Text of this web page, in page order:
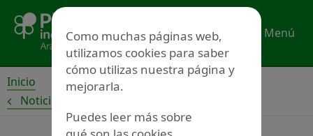
contenido
Menú
Inicio
Noticias
Como muchas páginas web,
utilizamos cookies para saber
cómo utilizas nuestra página y
mejorarla.
Puedes leer más sobre